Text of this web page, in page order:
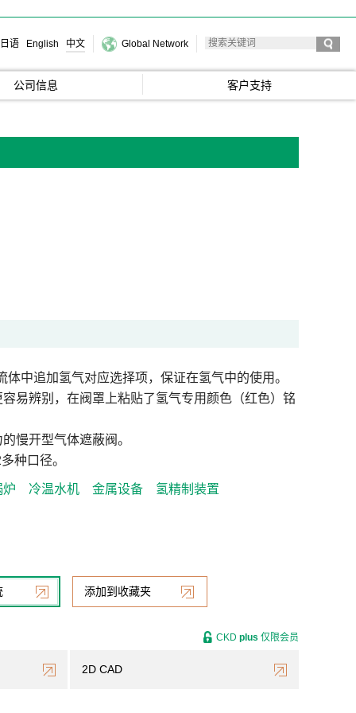
日语 English 中文 Global Network
公司信息 客户支持
体中追加氢气对应选择项，保证在氢气中的使用。
易辨别，在阀罩上粘贴了氢气专用颜色（红色）铭
慢开型气体遮蔽阀。
种口径。
炉 冷温水机 金属设备 氢精制装置
添加到收藏夹
2D CAD
CKD plus 仅限会员